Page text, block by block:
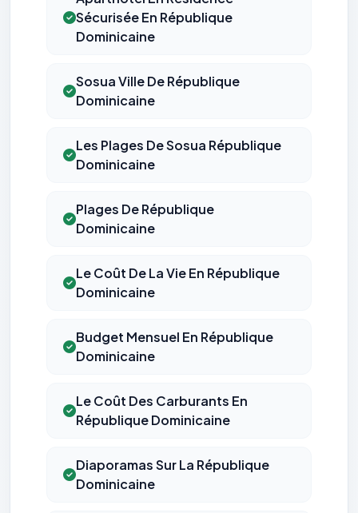
Sécurisée En République
Dominicaine
Sosua Ville De République
Dominicaine
Les Plages De Sosua République
Dominicaine
Plages De République
Dominicaine
Le Coût De La Vie En République
Dominicaine
Budget Mensuel En République
Dominicaine
Le Coût Des Carburants En
République Dominicaine
Diaporamas Sur La République
Dominicaine